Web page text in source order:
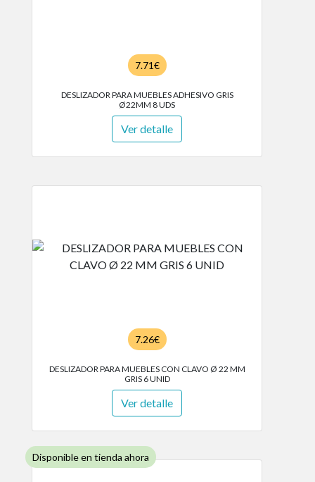
7.71€
DESLIZADOR PARA MUEBLES ADHESIVO GRIS
Ø22MM 8 UDS
Ver detalle
7.26€
DESLIZADOR PARA MUEBLES CON CLAVO Ø 22 MM
GRIS 6 UNID
Ver detalle
Disponible en tienda ahora